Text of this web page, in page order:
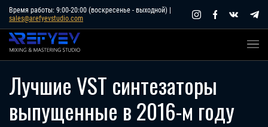
Skip
content
Время работы: 9:00-20:00 (воскресенье - выходной) |
sales@arefyevstudio.com
Лучшие VST синтезаторы
выпущенные в 2016-м году